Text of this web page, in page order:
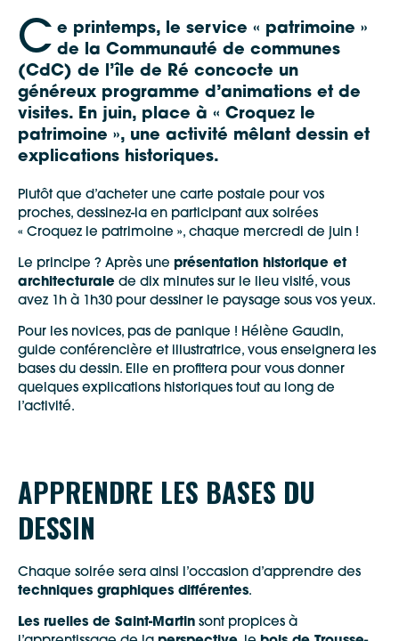
C e printemps, le service « patrimoine »
de la Communauté de communes
(CdC) de l’île de Ré concocte un
généreux programme d’animations et de
visites. En juin, place à « Croquez le
patrimoine », une activité mêlant dessin et
explications historiques.
Plutôt que d’acheter une carte postale pour vos
proches, dessinez-la en participant aux soirées
« Croquez le patrimoine », chaque mercredi de juin !
Le principe ? Après une présentation historique et
architecturale de dix minutes sur le lieu visité, vous
avez 1h à 1h30 pour dessiner le paysage sous vos yeux.
Pour les novices, pas de panique ! Hélène Gaudin,
guide conférencière et illustratrice, vous enseignera les
bases du dessin. Elle en profitera pour vous donner
quelques explications historiques tout au long de
l’activité.
APPRENDRE LES BASES DU
DESSIN
Chaque soirée sera ainsi l’occasion d’apprendre des
techniques graphiques différentes.
Les ruelles de Saint-Martin sont propices à